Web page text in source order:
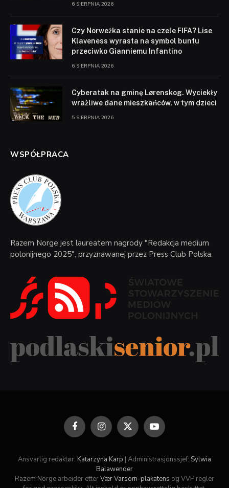
6 SIERPNIA 2026
Czy Norweżka stanie na czele FIFA? Lise
Klaveness wyrasta na symbol buntu
przeciwko Gianniemu Infantino
6 SIERPNIA 2026
Cyberatak na gminę Lørenskog. Wyciekły
wrażliwe dane mieszkańców, w tym dzieci
5 SIERPNIA 2026
WSPÓŁPRACA
Razem Norge jest laureatem nagrody "Redakcja medium
polonijnego 2025", przyznawanej przez Press Club Polska.
FacebookInstagram
X
(Twitter)
YouTube
Ansvarlig redaktør: Katarzyna Karp | Administrasjonssjef: Sylwia
Balawender
Razem Norge arbeider etterVær Varsom-plakatens og VVP regler